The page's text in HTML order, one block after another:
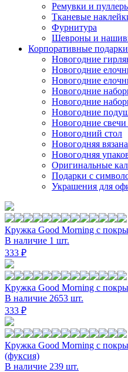
Ремувки и
Тканевые
Фурнитура
Шевроны и
Корпоративные
Новогодние
Новогодние
Новогодние
Новогодние
Новогодние
Новогодние
Новогодние
Новогодний стол
Новогодняя
Новогодняя
Оригинальные
Подарки с
Украшения для
Кружка Good Morning с
В наличие 1 шт.
333 ₽
Кружка Good Morning с
В наличие 2653 шт.
333 ₽
Кружка Good Morning с
(фуксия)
В наличие 239 шт.